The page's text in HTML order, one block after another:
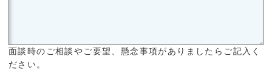
面談時のご相談やご要望、懸念事項がありましたらご記入く
ださい。